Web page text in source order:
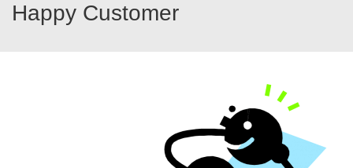
Happy Customer